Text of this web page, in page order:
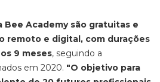
Bee Academy são gratuitas e
remoto e digital, com durações
9 meses, seguindo a
em 2020. "O objetivo para